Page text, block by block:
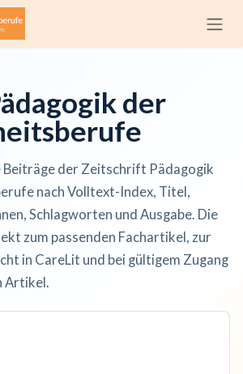
der
Beiträge der Zeitschrift Pädagogik
nach Volltext-Index, Titel,
Schlagworten und Ausgabe. Die
zum passenden Fachartikel, zur
in CareLit und bei gültigem Zugang
Artikel.